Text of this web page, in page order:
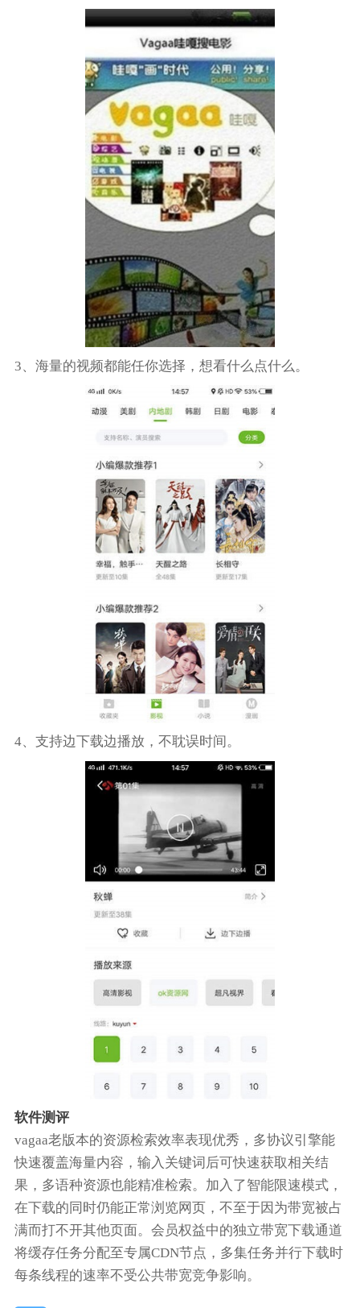
3、海量的视频都能任你选择，想看什么点什么。
4、支持边下载边播放，不耽误时间。
软件测评
vagaa老版本的资源检索效率表现优秀，多协议引擎能
快速覆盖海量内容，输入关键词后可快速获取相关结
果，多语种资源也能精准检索。加入了智能限速模式，
在下载的同时仍能正常浏览网页，不至于因为带宽被占
满而打不开其他页面。会员权益中的独立带宽下载通道
将缓存任务分配至专属CDN节点，多集任务并行下载时
每条线程的速率不受公共带宽竞争影响。